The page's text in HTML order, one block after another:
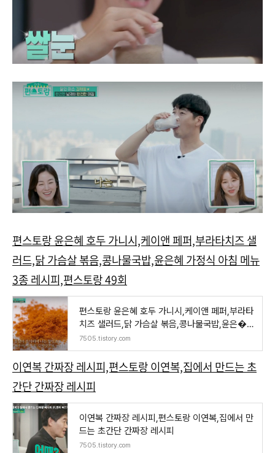
편스토랑 윤은혜 호두 가니시,케이앤 페퍼,부라타치즈 샐
러드,닭 가슴살 볶음,콩나물국밥,윤은혜 가정식 아침 메뉴
3종 레시피,편스토랑 49회
편스토랑 윤은혜 호두 가니시,케이앤 페퍼,부라타
치즈 샐러드,닭 가슴살 볶음,콩나물국밥,윤은�
�
7505.tistory.com
이연복 간짜장 레시피,편스토랑 이연복,집에서 만드는 초
간단 간짜장 레시피
이연복 간짜장 레시피,편스토랑 이연복,집에서 만
드는 초간단 간짜장 레시피
7505.tistory.com